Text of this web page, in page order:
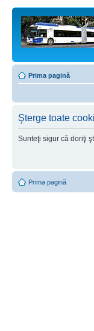
Prima pagină
Şterge toate
Sunteţi sigur că doriţi
Prima pagină